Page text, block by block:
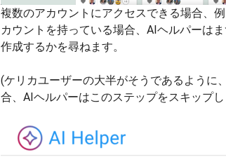
複数のアカウントにアクセスできる場合、
カウントを持っている場合、AIヘルパーは
作成するかを尋ねます。
(ケリカユーザーの大半がそうであるように
合、AIヘルパーはこのステップをスキップし